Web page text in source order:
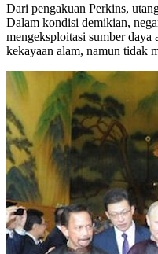
Dari pengakuan Perkins,
Dalam kondisi demikian,
mengeksploitasi sumber
kekayaan alam, namun tidak